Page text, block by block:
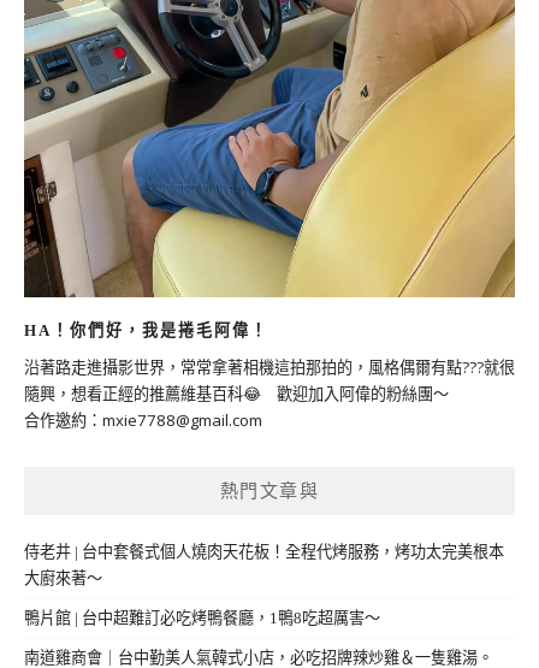
HA！你們好，我是捲毛阿偉！
沿著路走進攝影世界，常常拿著相機這拍那拍的，風格偶爾有點???就很
隨興，想看正經的推薦維基百科😂 歡迎加入阿偉的粉絲團～
合作邀約： mxie7788@gmail.com
熱門文章與
侍老井 | 台中套餐式個人燒肉天花板！全程代烤服務，烤功太完美根本
大廚來著～
鴨片館 | 台中超難訂必吃烤鴨餐廳，1鴨8吃超厲害～
南道雞商會｜台中勤美人氣韓式小店，必吃招牌辣炒雞＆一隻雞湯。